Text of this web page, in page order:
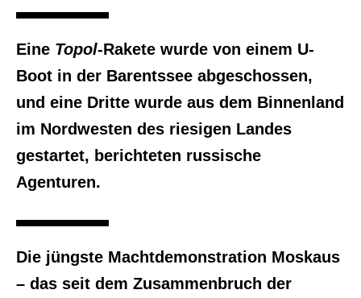
Eine Topol-Rakete wurde von einem U-
Boot in der Barentssee abgeschossen,
und eine Dritte wurde aus dem Binnenland
im Nordwesten des riesigen Landes
gestartet, berichteten russische
Agenturen.
Die jüngste Machtdemonstration Moskaus
– das seit dem Zusammenbruch der